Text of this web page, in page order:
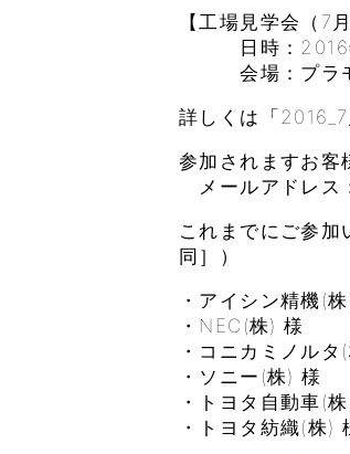
【工場見学会（7
日時：2016年
会場：プラモ
詳しくは「
参加されますお客
メールアドレ
これまでにご参
同］）
・アイシン精
・NEC(株)
・コニカミノル
・ソニー(株)
・トヨタ自動
・トヨタ紡